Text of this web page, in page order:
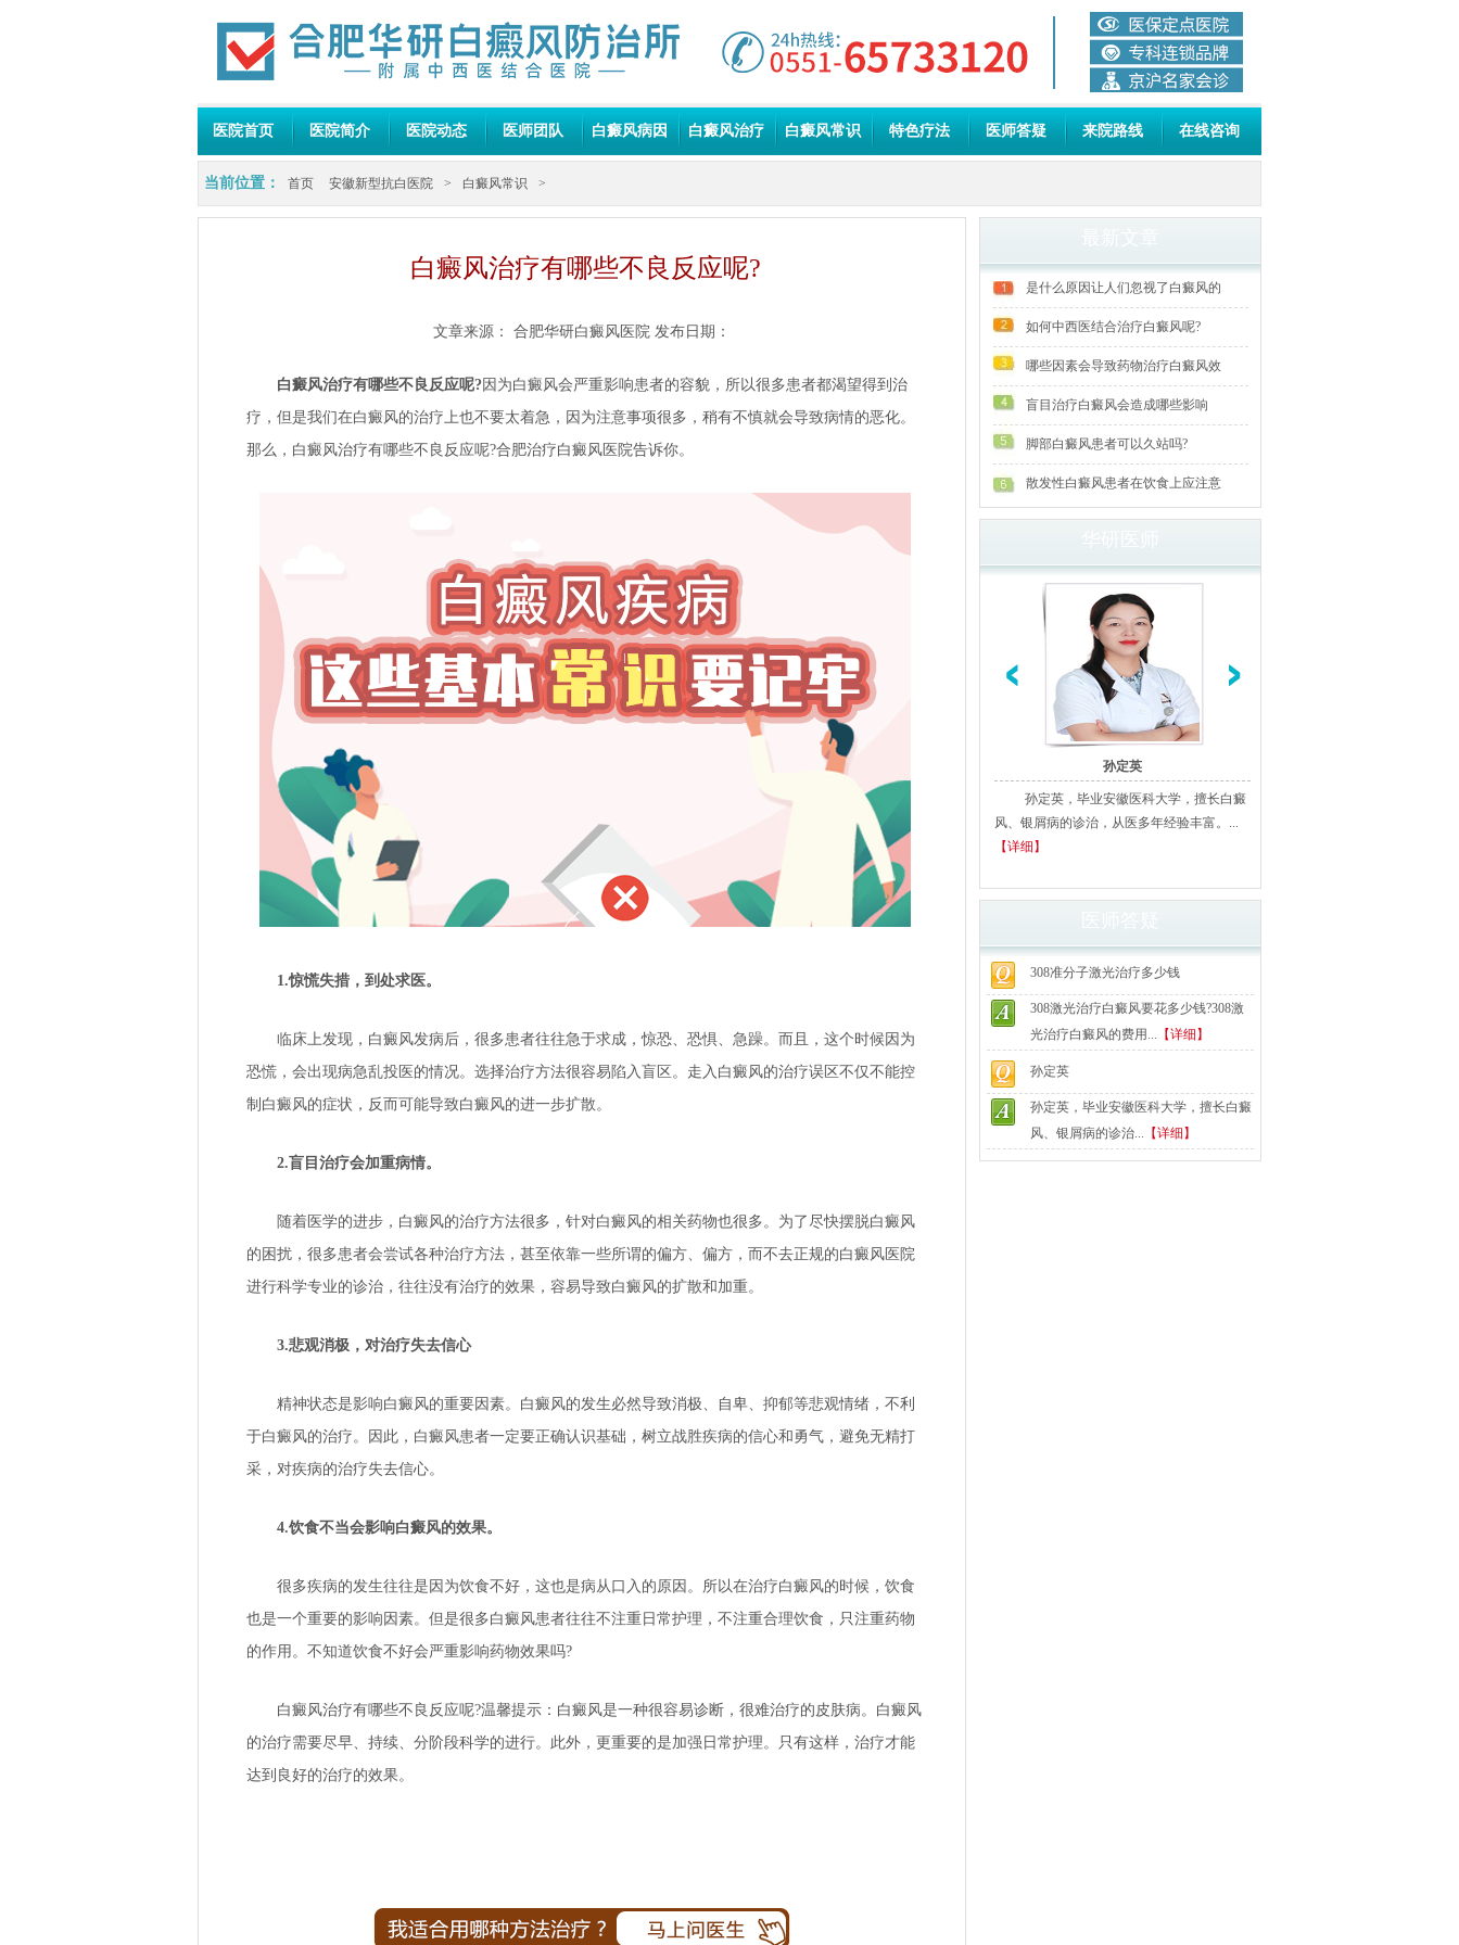
医院首页 医院简介 医院动态 医师团队 白癜风病因 白癜风治疗 白癜风常识 特色疗法 医师答疑 来院路线 在线咨询
当前位置： 首页 安徽新型抗白医院 > 白癜风常识 >
白癜风治疗有哪些不良反应呢?
文章来源： 合肥华研白癜风医院 发布日期：
白癜风治疗有哪些不良反应呢? 因为白癜风会严重影响患者的容貌，所以很多患者都渴望得到治
疗，但是我们在白癜风的治疗上也不要太着急，因为注意事项很多，稍有不慎就会导致病情的恶化。
那么，白癜风治疗有哪些不良反应呢?合肥治疗白癜风医院告诉你。
1.惊慌失措，到处求医。
临床上发现，白癜风发病后，很多患者往往急于求成，惊恐、恐惧、急躁。而且，这个时候因为
恐慌，会出现病急乱投医的情况。选择治疗方法很容易陷入盲区。走入白癜风的治疗误区不仅不能控
制白癜风的症状，反而可能导致白癜风的进一步扩散。
2.盲目治疗会加重病情。
随着医学的进步，白癜风的治疗方法很多，针对白癜风的相关药物也很多。为了尽快摆脱白癜风
的困扰，很多患者会尝试各种治疗方法，甚至依靠一些所谓的偏方、偏方，而不去正规的白癜风医院
进行科学专业的诊治，往往没有治疗的效果，容易导致白癜风的扩散和加重。
3.悲观消极，对治疗失去信心
精神状态是影响白癜风的重要因素。白癜风的发生必然导致消极、自卑、抑郁等悲观情绪，不利
于白癜风的治疗。因此，白癜风患者一定要正确认识基础，树立战胜疾病的信心和勇气，避免无精打
采，对疾病的治疗失去信心。
4.饮食不当会影响白癜风的效果。
很多疾病的发生往往是因为饮食不好，这也是病从口入的原因。所以在治疗白癜风的时候，饮食
也是一个重要的影响因素。但是很多白癜风患者往往不注重日常护理，不注重合理饮食，只注重药物
的作用。不知道饮食不好会严重影响药物效果吗?
白癜风治疗有哪些不良反应呢?温馨提示：白癜风是一种很容易诊断，很难治疗的皮肤病。白癜风
的治疗需要尽早、持续、分阶段科学的进行。此外，更重要的是加强日常护理。只有这样，治疗才能
达到良好的治疗的效果。
是什么原因让人们忽视了白癜风的
如何中西医结合治疗白癜风呢?
哪些因素会导致药物治疗白癜风效
盲目治疗白癜风会造成哪些影响
脚部白癜风患者可以久站吗?
散发性白癜风患者在饮食上应注意
孙定英
孙定英，毕业安徽医科大学，擅长白癜
风、银屑病的诊治，从医多年经验丰富。...
【详细】
308准分子激光治疗多少钱
308激光治疗白癜风要花多少钱?308激
光治疗白癜风的费用... 【详细】
孙定英
孙定英，毕业安徽医科大学，擅长白癜
风、银屑病的诊治... 【详细】